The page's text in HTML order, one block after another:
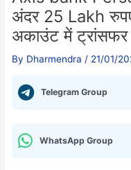
अंदर 25 Lakh
अकाउंट में
By Dharmendra / 21/01/
Telegram Group
WhatsApp Group